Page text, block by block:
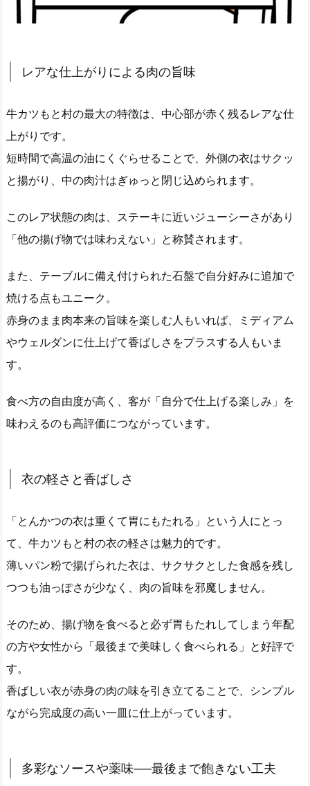
レアな仕上がりによる肉の旨味
牛カツもと村の最大の特徴は、中心部が赤く残るレアな仕
上がりです。
短時間で高温の油にくぐらせることで、外側の衣はサクッ
と揚がり、中の肉汁はぎゅっと閉じ込められます。
このレア状態の肉は、ステーキに近いジューシーさがあり
「他の揚げ物では味わえない」と称賛されます。
また、テーブルに備え付けられた石盤で自分好みに追加で
焼ける点もユニーク。
赤身のまま肉本来の旨味を楽しむ人もいれば、ミディアム
やウェルダンに仕上げて香ばしさをプラスする人もいま
す。
食べ方の自由度が高く、客が「自分で仕上げる楽しみ」を
味わえるのも高評価につながっています。
衣の軽さと香ばしさ
「とんかつの衣は重くて胃にもたれる」という人にとっ
て、牛カツもと村の衣の軽さは魅力的です。
薄いパン粉で揚げられた衣は、サクサクとした食感を残し
つつも油っぽさが少なく、肉の旨味を邪魔しません。
そのため、揚げ物を食べると必ず胃もたれしてしまう年配
の方や女性から「最後まで美味しく食べられる」と好評で
す。
香ばしい衣が赤身の肉の味を引き立てることで、シンプル
ながら完成度の高い一皿に仕上がっています。
多彩なソースや薬味──最後まで飽きない工夫